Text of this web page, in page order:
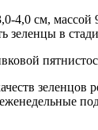
4,0 см, массой
зеленцы в
зеленцов